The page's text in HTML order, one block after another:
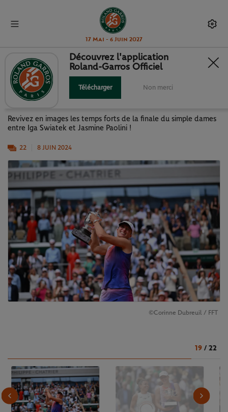
17 Mai - 6 Juin 2027
J14 : LA FINALE SWIATEK - PAOLINI
EN IMAGES
Revivez en images les temps forts de la finale du simple dames
entre Iga Swiatek et Jasmine Paolini !
22 8 JUIN 2024
©Corinne Dubreuil / FFT
19 / 22
Découvrez l'application
Roland-Garros Officiel
Télécharger Non merci